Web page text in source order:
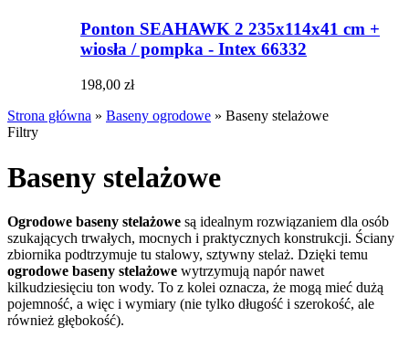
Ponton SEAHAWK 2 235x114x41 cm +
wiosła / pompka - Intex 66332
198,00 zł
Strona główna » Baseny ogrodowe » Baseny stelażowe
Filtry
Baseny stelażowe
Ogrodowe baseny stelażowe są idealnym rozwiązaniem dla osób
szukających trwałych, mocnych i praktycznych konstrukcji. Ściany
zbiornika podtrzymuje tu stalowy, sztywny stelaż. Dzięki temu
ogrodowe baseny stelażowe wytrzymują napór nawet
kilkudziesięciu ton wody. To z kolei oznacza, że mogą mieć dużą
pojemność, a więc i wymiary (nie tylko długość i szerokość, ale
również głębokość).